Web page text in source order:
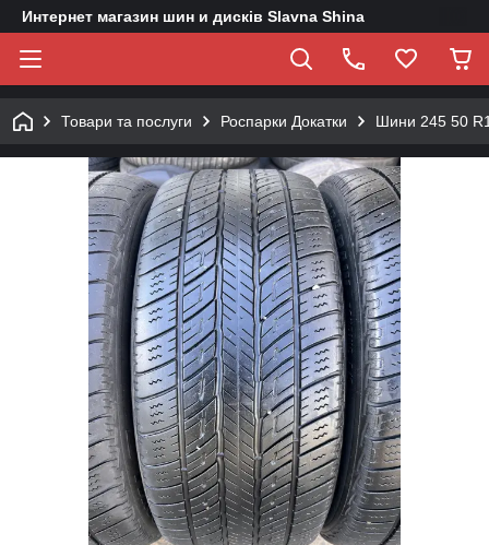
Интернет магазин шин и дисків Slavna Shina
Товари та послуги Роспарки Докатки Шини 245 50